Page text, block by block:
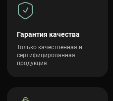
Гарантия качества
Только качественная и
сертифицированная
продукция